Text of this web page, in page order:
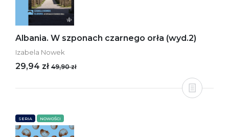
Albania. W szponach czarnego orła (wyd.2)
Izabela Nowek
29,94 zł 49,90 zł
SERIA NOWOŚCI